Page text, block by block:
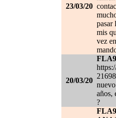
23/03/20
pasar
mis
vez
20/03/20
años,
?